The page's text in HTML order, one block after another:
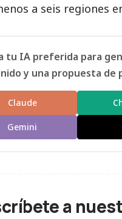
a seis regiones
tu IA preferida para
y una propuesta de
Claude
Gemini
a